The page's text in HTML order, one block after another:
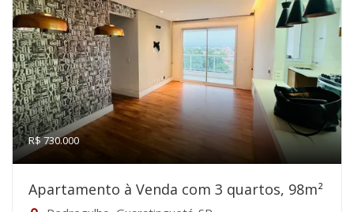
R$ 730.000
Apartamento à Venda com 3 quartos, 98m²